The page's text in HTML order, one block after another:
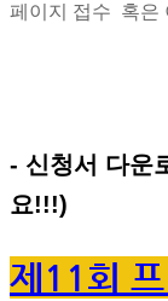
페이지 접수 혹은
- 신청서 다운
요!!!)
제11회